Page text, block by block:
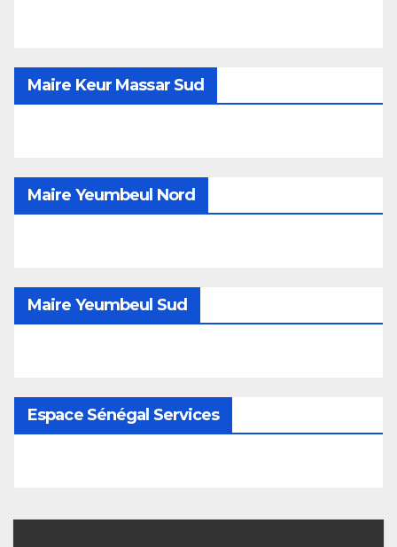
Maire Keur Massar Sud
Maire Yeumbeul Nord
Maire Yeumbeul Sud
Espace Sénégal Services